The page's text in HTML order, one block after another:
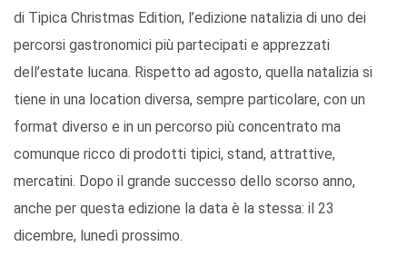
di Tipica Christmas Edition, l’edizione natalizia di uno dei
percorsi gastronomici più partecipati e apprezzati
dell’estate lucana. Rispetto ad agosto, quella natalizia si
tiene in una location diversa, sempre particolare, con un
format diverso e in un percorso più concentrato ma
comunque ricco di prodotti tipici, stand, attrattive,
mercatini. Dopo il grande successo dello scorso anno,
anche per questa edizione la data è la stessa: il 23
dicembre, lunedì prossimo.